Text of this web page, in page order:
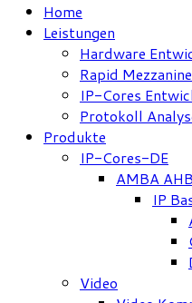
Home
Leistungen
Hardware
Rapid
IP-Cores
Protokoll
Produkte
IP-Cores-DE
AMBA
IP
Video